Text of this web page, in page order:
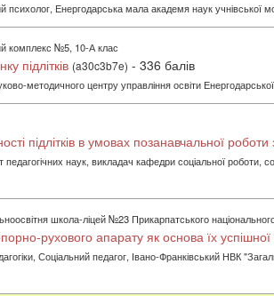
Енергодарська мала академя наук учнівської
комплекс №5, 10-А клас
підлітків (a30c3b7e) - 336 балів
методичного центру управління освіти
підлітків в умовах позанавчальної роботи
наук, викладач кафедри соціальної роботи,
школа-ліцей №23 Прикарпатського
рухового апарату як основа їх успішної
Соціальний педагог, Івано-Франківський НВК